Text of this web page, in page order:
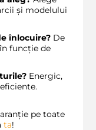
și modelului
înlocuire? De
funcție de
Energic,
pe toate
ta!